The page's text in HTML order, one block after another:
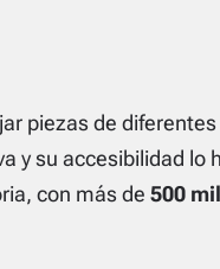
piezas de
y su accesibilidad lo
con más de 500